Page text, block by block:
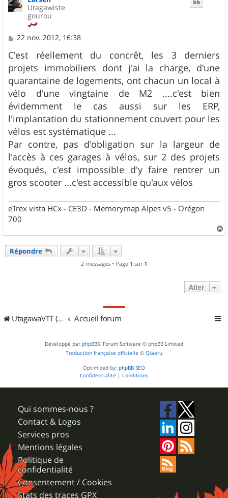
Utagawiste
gourou
M
s
s
a
g
e
22 nov. 2012, 16:38
C'est réellement du concrêt, les 3 derniers
projets immobiliers dont j'ai la charge, d'une
quarantaine de logements, ont chacun un local à
vélo d'une vingtaine de M2 ....c'est bien
évidemment le cas aussi sur les ERP,
l'implantation du stationnement couvert pour les
vélos est systématique ...
Par contre, pas d'obligation sur la largeur de
l'accès à ces garages à vélos, sur 2 des projets
évoqués, c'est impossible d'y faire rentrer un
gros scooter ...c'est accessible qu'aux vélos
eTrex vista HCx - CE3D - Memorymap Alpes v5 - Orégon
700
a
Répondre
2 messages • Page 1 sur 1
Aller
UtagawaVTT (Randos VTT et VTTAE avec traces GPS) Accueil forum
Développé par phpBB® Forum Software © phpBB Limited
Traduction française officielle © Qiaeru
Optimized by: phpBB SEO
Confidentialité | Conditions
Qui sommes-nous ?
Contact & Logos
Services pros
Mentions légales
Politique de
confidentialité
Consentement / Cookies
Stats des traces GPX